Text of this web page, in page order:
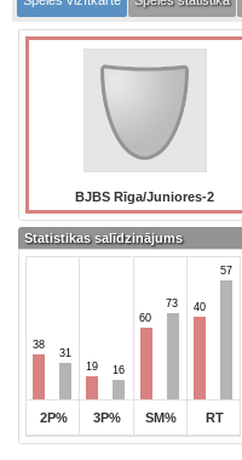
BJBS Rīga/Juniores-2
Statistikas salīdzinājums
38
31
2P%
19 16
3P%
60
73
SM%
40
57
RT